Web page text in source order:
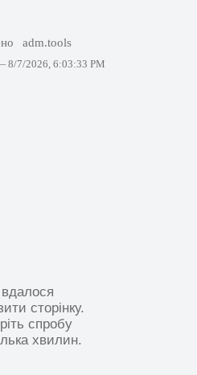
adm.tools
8/7/2026, 6:03:33 PM
сторінку.
спробу
хвилин.